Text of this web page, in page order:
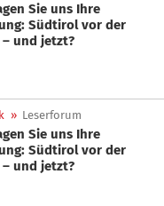
Südtirol vor der
– und jetzt?
» Leserforum
Südtirol vor der
– und jetzt?